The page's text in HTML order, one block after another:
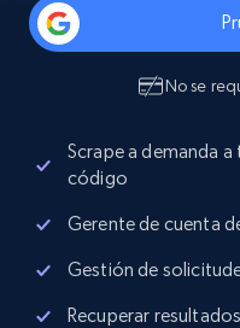
No se
Scrape a demanda a
código
Gerente de cuenta
Gestión de
Recuperar